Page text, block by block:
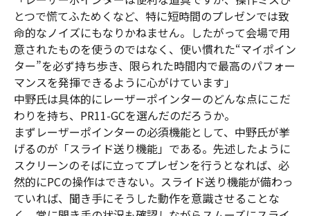
とつで慌てふためくなど、特に短時間のプレゼンでは致
命的なノイズにもなりかねません。したがって会場で用
意されたものを使うのではなく、使い慣れた“マイポイン
ター”を必ず持ち歩き、限られた時間内で最高のパフォー
マンスを発揮できるように心がけています」
中野氏は具体的にレーザーポインターのどんな点にこだ
わりを持ち、PR11-GCを選んだのだろうか。
まずレーザーポインターの必須機能として、中野氏が挙
げるのが「スライド送り機能」である。先述したように
スクリーンのそばに立ってプレゼンを行うとなれば、必
然的にPCの操作はできない。スライド送り機能が備わっ
ていれば、聞き手にそうした動作を意識させることな